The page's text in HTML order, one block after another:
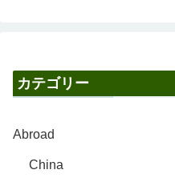
カテゴリー
Abroad
China